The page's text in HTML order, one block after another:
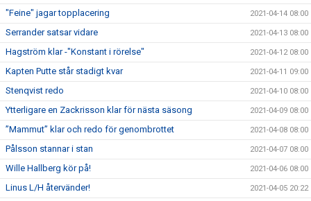
"Feine" jagar topplacering 2021-04-14 08:00
Serrander satsar vidare 2021-04-13 08:00
Hagström klar -"Konstant i rörelse" 2021-04-12 08:00
Kapten Putte står stadigt kvar 2021-04-11 09:00
Stenqvist redo 2021-04-10 08:00
Ytterligare en Zackrisson klar för nästa säsong 2021-04-09 08:00
”Mammut” klar och redo för genombrottet 2021-04-08 08:00
Pålsson stannar i stan 2021-04-07 08:00
Wille Hallberg kör på! 2021-04-06 08:00
Linus L/H återvänder! 2021-04-05 20:22